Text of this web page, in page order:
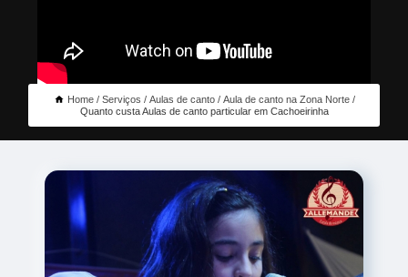
Home Serviços Aulas de canto
Aula de canto na Zona Norte
Quanto custa Aulas de canto particular em Cachoeirinha